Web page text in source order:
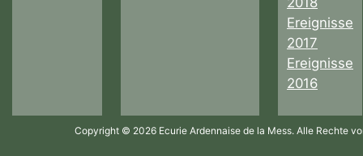
Ereignisse
2017
Ereignisse
2016
Copyright © 2026 Ecurie Ardennaise de la Mess. Alle Rechte